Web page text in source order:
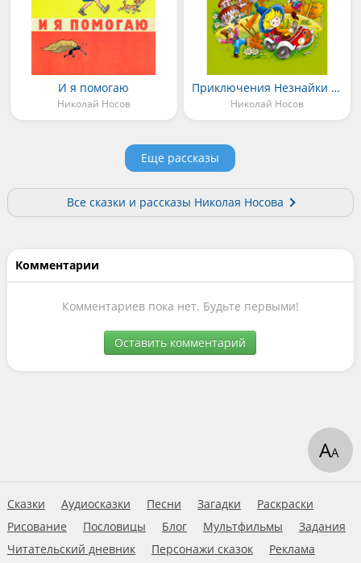
И я помогаю
Николай Носов
Приключения Незнайки и его друзей
Николай Носов
Еще рассказы
Все сказки и рассказы Николая Носова
Комментарии
Комментариев пока нет. Будьте первыми!
Оставить комментарий
Сказки Аудиосказки Песни Загадки
Раскраски
Рисование
Пословицы Блог Мультфильмы
Задания
Читательский дневник
Персонажи сказок Реклама
АА